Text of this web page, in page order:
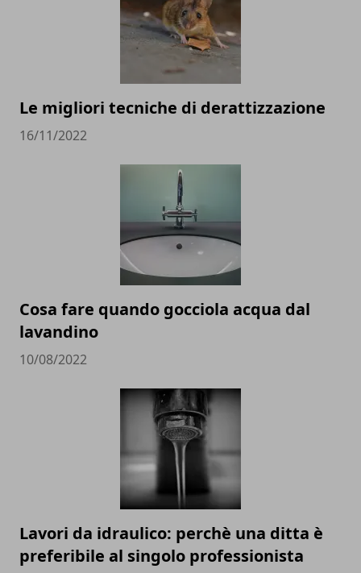
Le migliori tecniche di derattizzazione
16/11/2022
Cosa fare quando gocciola acqua dal
lavandino
10/08/2022
Lavori da idraulico: perchè una ditta è
preferibile al singolo professionista